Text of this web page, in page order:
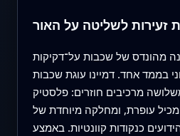
זעירות לשליטה על האור
מהונדס של שכבות על־דקיקות
בממד אחד. דמיינו עוגת שכבות
מרכיבים חוזרים: פלסטיק
עופרת, ומחלקה מיוחדת של
כנקודות קוונטיות. באמצע